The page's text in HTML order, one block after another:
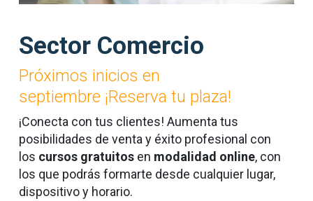
Sector Comercio
Próximos inicios en
septiembre ¡Reserva tu plaza!
¡Conecta con tus clientes! Aumenta tus
posibilidades de venta y éxito profesional con
los cursos gratuitosen modalidad online, con
los que podrás formarte desde cualquier lugar,
dispositivo y horario.